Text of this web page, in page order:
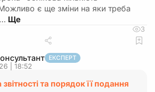
є ще зміни на яки треба
3
ЕКСПЕРТ
| 18:52
та порядок її подання